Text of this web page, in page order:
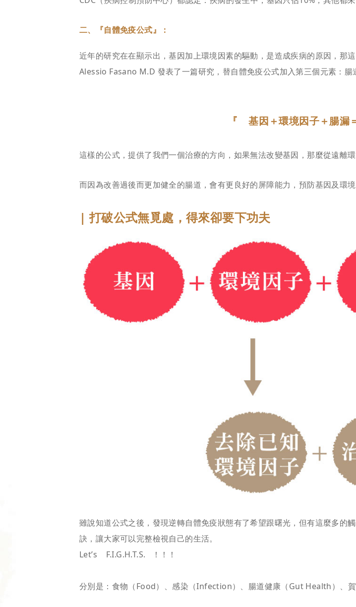
二、『自體免疫公式』：
近年的研究在在顯示出，基因加上環境因素的驅動，是造成疾病的原因，那
Alessio Fasano M.D 發表了一篇研究，替自體免疫公式加入第三個元素：腸
『 基因＋環境因子＋腸漏
這樣的公式，提供了我們一個治療的方向，如果無法改變基因，那麼從遠離
而因為改善過後而更加健全的腸道，會有更良好的屏障能力，預防基因及環
| 打破公式無覓處，得來卻要下功夫
雖說知道公式之後，發現逆轉自體免疫狀態有了希望跟曙光，但有這麼多的
訣，讓大家可以完整檢視自己的生活。
Let’s F.I.G.H.T.S. ！！！
分別是：食物（Food）、感染（Infection）、腸道健康（Gut Health）、